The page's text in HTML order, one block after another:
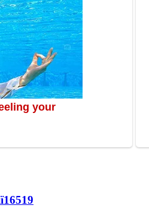
16519